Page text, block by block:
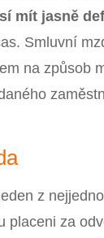
mít jasně
Smluvní
na způsob
z
placeni za